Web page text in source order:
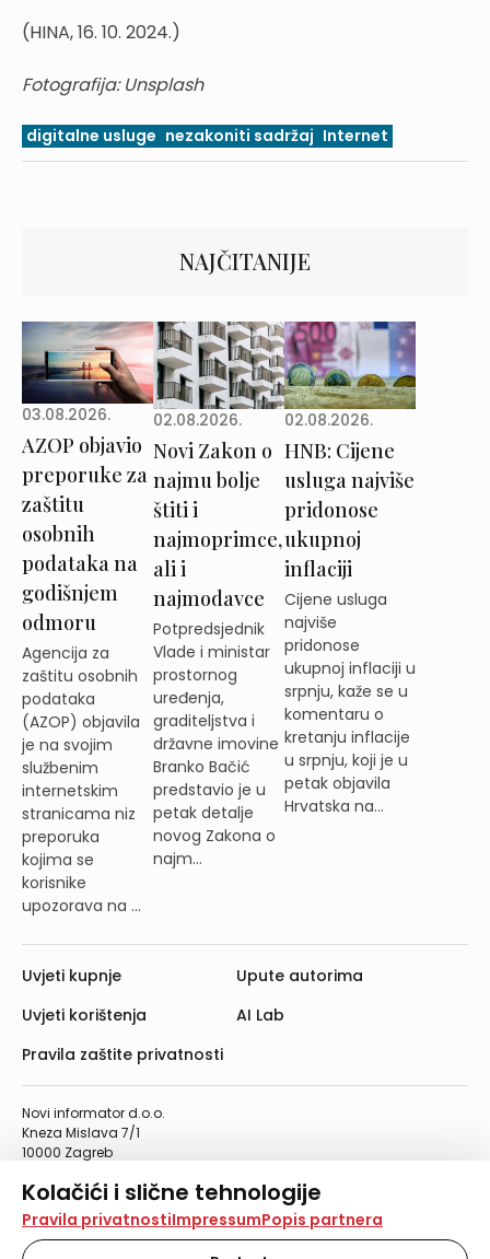
Kolačići i slične tehnologije
Na našoj web stranici koristimo kolačiće i slične
tehnologije za pohranu, čitanje i obradu informacija na
Pravila privatnostiImpressumPopis partnera
(HINA, 16. 10. 2024.)
Fotografija: Unsplash
digitalne usluge nezakoniti sadržaj Internet
NAJČITANIJE
03.08.2026.
AZOP objavio
preporuke za
zaštitu
osobnih
podataka na
godišnjem
odmoru
Agencija za
zaštitu osobnih
podataka
(AZOP) objavila
je na svojim
službenim
internetskim
stranicama niz
preporuka
kojima se
korisnike
upozorava na ...
02.08.2026.
Novi Zakon o
najmu bolje
štiti i
najmoprimce,
ali i
najmodavce
Potpredsjednik
Vlade i ministar
prostornog
uređenja,
graditeljstva i
državne imovine
Branko Bačić
predstavio je u
petak detalje
novog Zakona o
najm...
02.08.2026.
HNB: Cijene
usluga najviše
pridonose
ukupnoj
inflaciji
Cijene usluga
najviše
pridonose
ukupnoj inflaciji u
srpnju, kaže se u
komentaru o
kretanju inflacije
u srpnju, koji je u
petak objavila
Hrvatska na...
Novi informator d.o.o.
Kneza Mislava 7/1
10000 Zagreb
Telefaks: 01/4612-553
info@informator.hr
Uvjeti kupnje
Uvjeti korištenja
Pravila zaštite privatnosti
Upute autorima
AI Lab